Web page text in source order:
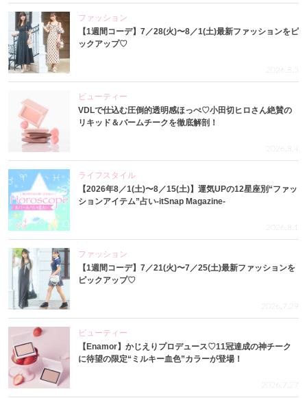
ファッション
【1週間コーデ】7／28(火)〜8／1(土)最新ファッションをピ
ックアップ♡
2026.8.5
ビューティー
VDLで仕込む圧倒的透明感ほっぺ♡小田切ヒロさん絶賛の
リキッド＆バームチークを徹底解剖！
2026.8.4
ライフスタイル
【2026年8／1(土)〜8／15(土)】運気UPの12星座別“ファッ
ションアイテム”占い-itSnap Magazine-
2026.8.1
ファッション
【1週間コーデ】7／21(火)〜7／25(土)最新ファッションを
ピックアップ♡
2026.7.29
ビューティー
【Enamor】かじえりプロデュース♡11冠達成の神チーク
に待望の限定“ミルキー血色”カラーが登場！
2026.7.27